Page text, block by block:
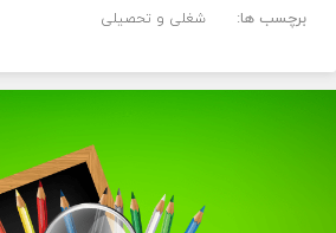
برچسب ها: شغلی و تحصیلی